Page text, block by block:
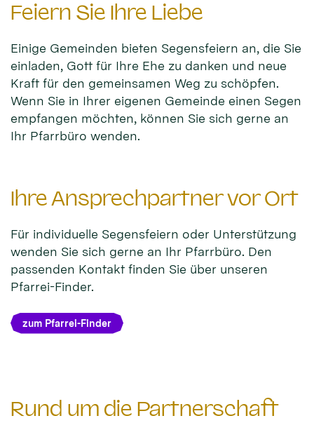
Feiern Sie Ihre Liebe
Einige Gemeinden bieten Segensfeiern an, die Sie
einladen, Gott für Ihre Ehe zu danken und neue
Kraft für den gemeinsamen Weg zu schöpfen.
Wenn Sie in Ihrer eigenen Gemeinde einen Segen
empfangen möchten, können Sie sich gerne an
Ihr Pfarrbüro wenden.
Ihre Ansprechpartner vor Ort
Für individuelle Segensfeiern oder Unterstützung
wenden Sie sich gerne an Ihr Pfarrbüro. Den
passenden Kontakt finden Sie über unseren
Pfarrei-Finder.
zum Pfarrei-Finder
Rund um die Partnerschaft